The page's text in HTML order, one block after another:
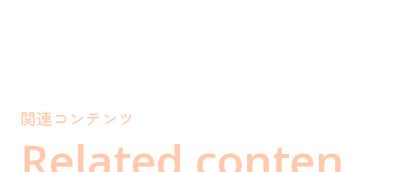
関連コンテンツ
Related conten